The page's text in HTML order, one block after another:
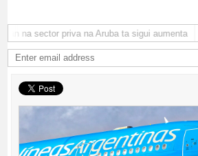
na sector priva na Aruba ta sigui aumenta